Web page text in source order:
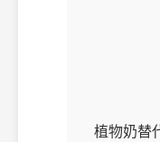
植物奶替